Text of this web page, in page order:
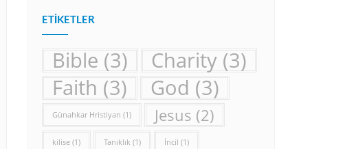
ETIKETLER
Bible (3) Charity (3)
Faith (3) God (3)
Günahkar Hristiyan (1) Jesus (2)
kilise (1) Tanıklık (1) İncil (1)